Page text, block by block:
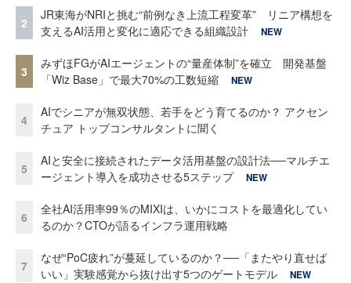
2
JR東海がNRIと挑む“前例なき上流工程変革” リニア構想を
支えるAI活用と変化に適応できる組織設計
NEW
3
みずほFGがAIエージェントの“量産体制”を確立 開発基盤
「Wiz Base」で最大70%の工数短縮
NEW
4
AIでシニアが無双状態、若手をどう育てるのか？ アクセン
チュア トップコンサルタントに聞く
5
AIと安全に接続されたデータ活用基盤の設計法──マルチエ
ージェント導入を成功させる5ステップ
NEW
6
全社AI活用率99％のMIXIは、いかにコストを最適化してい
るのか？CTOが語るインフラ運用戦略
7
なぜ“PoC疲れ”が蔓延しているのか？──「またやり直せば
いい」実験感覚から抜け出す5つのゲートモデル
NEW